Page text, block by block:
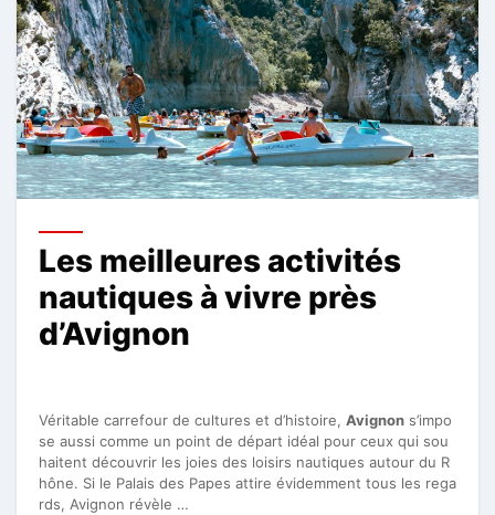
Les meilleures activités
nautiques à vivre près
d’Avignon
Véritable carrefour de cultures et d’histoire, Avignon s’impo
se aussi comme un point de départ idéal pour ceux qui sou
haitent découvrir les joies des loisirs nautiques autour du R
hône. Si le Palais des Papes attire évidemment tous les rega
rds, Avignon révèle …